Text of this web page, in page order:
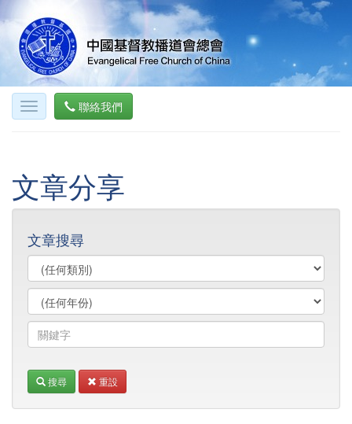
聯絡我們
文章分享
文章搜尋
搜尋 重設